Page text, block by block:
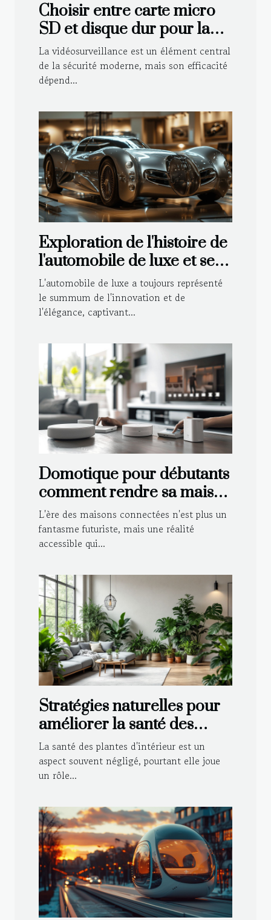
Choisir entre carte micro
SD et disque dur pour la
vidéosurveillance
La vidéosurveillance est un élément central
de la sécurité moderne, mais son efficacité
dépend...
Exploration de l'histoire de
l'automobile de luxe et ses
avancées technologiques
L'automobile de luxe a toujours représenté
le summum de l'innovation et de
l'élégance, captivant...
Domotique pour débutants
comment rendre sa maison
intelligente en évitant les
pièges courants
L'ère des maisons connectées n'est plus un
fantasme futuriste, mais une réalité
accessible qui...
Stratégies naturelles pour
améliorer la santé des
plantes d'intérieur
La santé des plantes d'intérieur est un
aspect souvent négligé, pourtant elle joue
un rôle...